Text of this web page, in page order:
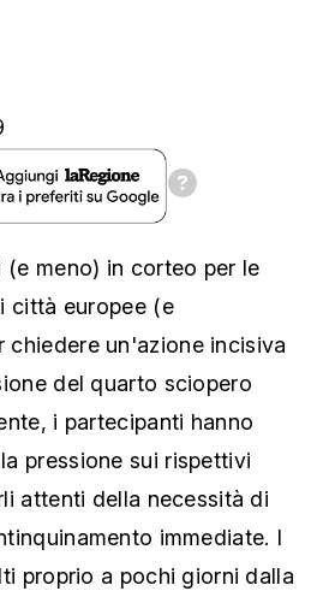
meno) in corteo per le
città europee (e
chiedere un'azione incisiva
del quarto sciopero
, i partecipanti hanno
pressione sui rispettivi
attenti della necessità di
immediate. I
proprio a pochi giorni dalla